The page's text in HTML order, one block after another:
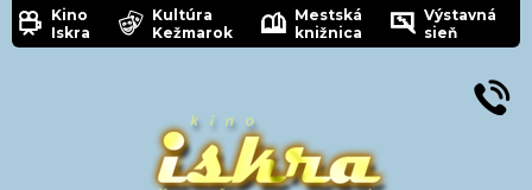
Kino
Iskra
Kultúra
Kežmarok
Mestská
knižnica
Výstavná
sieň